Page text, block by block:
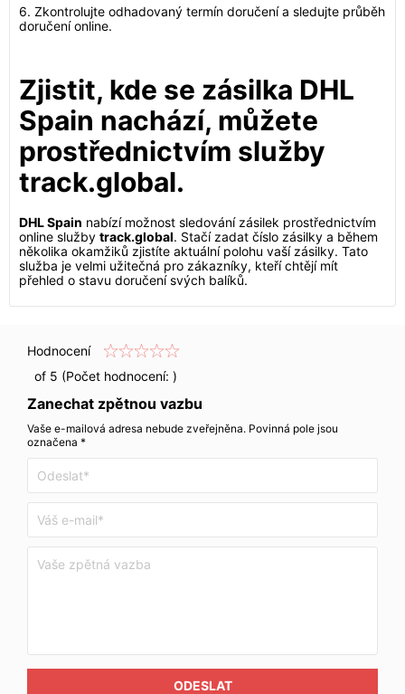
6. Zkontrolujte odhadovaný termín doručení a sledujte průběh
doručení online.
Zjistit, kde se zásilka DHL
Spain nachází, můžete
prostřednictvím služby
track.global.
DHL Spain nabízí možnost sledování zásilek prostřednictvím
online služby track.global. Stačí zadat číslo zásilky a během
několika okamžiků zjistíte aktuální polohu vaší zásilky. Tato
služba je velmi užitečná pro zákazníky, kteří chtějí mít
přehled o stavu doručení svých balíků.
Hodnocení
of 5 (Počet hodnocení: )
Zanechat zpětnou vazbu
Vaše e-mailová adresa nebude zveřejněna. Povinná pole jsou
označena *
ODESLAT